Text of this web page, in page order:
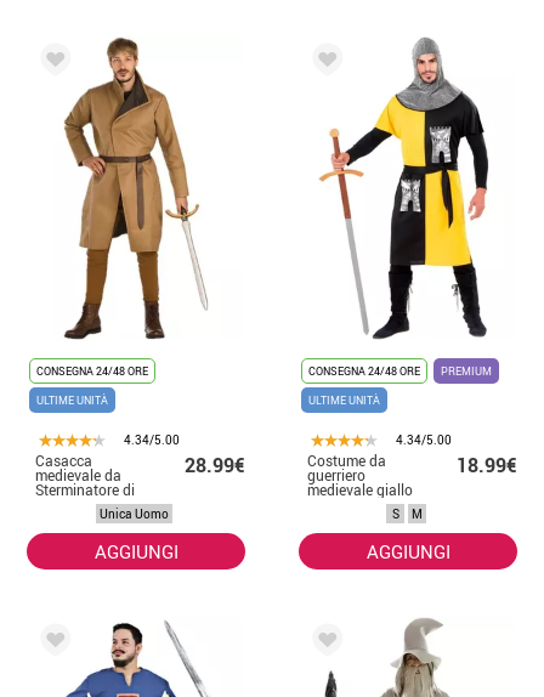
CONSEGNA 24/48 ORE
ULTIME UNITÀ
4.34/5.00
Casacca
medievale da
Sterminatore di
Re per uomo
28.99€
Unica Uomo
AGGIUNGI
CONSEGNA 24/48 ORE
PREMIUM
ULTIME UNITÀ
4.34/5.00
Costume da
guerriero
medievale giallo
18.99€
S M
AGGIUNGI